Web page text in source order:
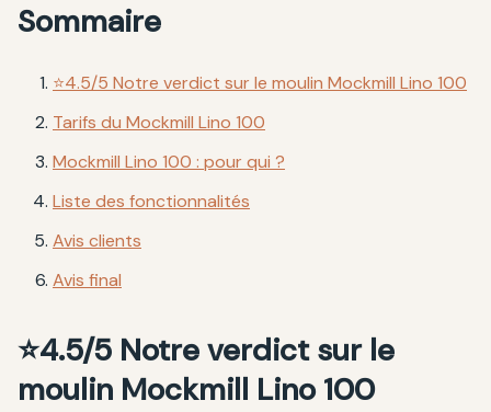
Sommaire
⭐4.5/5 Notre verdict sur le moulin Mockmill Lino 100
Tarifs du Mockmill Lino 100
Mockmill Lino 100 : pour qui ?
Liste des fonctionnalités
Avis clients
Avis final
⭐4.5/5 Notre verdict sur le
moulin Mockmill Lino 100